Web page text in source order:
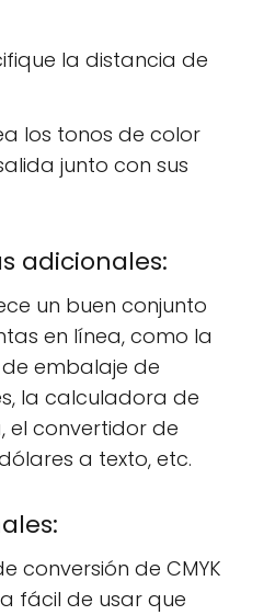
la distancia de
los tonos de color
junto con sus
adicionales:
un buen conjunto
en línea, como la
embalaje de
la calculadora de
el convertidor de
a texto, etc.
conversión de CMYK
fácil de usar que